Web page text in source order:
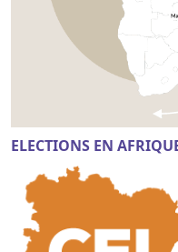
ELECTIONS EN